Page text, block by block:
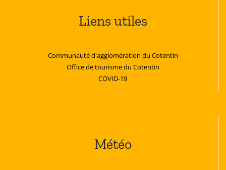
Liens utiles
Communauté d'agglomération du Cotentin
Office de tourisme du Cotentin
COVID-19
Météo